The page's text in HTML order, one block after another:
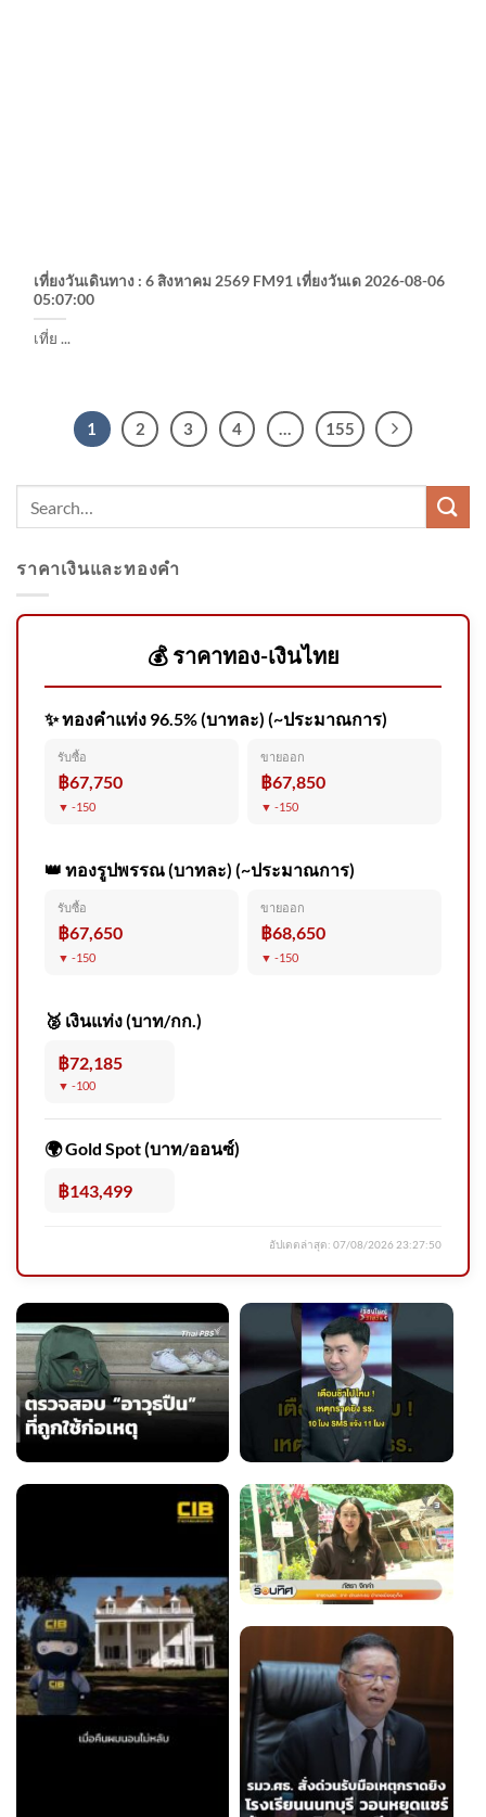
เที่ยงวันเดินทาง : 6 สิงหาคม 2569 FM91 เที่ยงวันเด 2026-08-06
05:07:00
เที่ย ...
1 2 3 4 155
ราคาเงินและทองคำ
💰 ราคาทอง-เงินไทย
✨ ทองคำแท่ง 96.5% (บาทละ) (~ประมาณการ)
รับซื้อ
฿67,750
▼ -150
ขายออก
฿67,850
▼ -150
👑 ทองรูปพรรณ (บาทละ) (~ประมาณการ)
รับซื้อ
฿67,650
▼ -150
ขายออก
฿68,650
▼ -150
🥈 เงินแท่ง (บาท/กก.)
฿72,185
▼ -100
🌍 Gold Spot (บาท/ออนซ์)
฿143,499
อัปเดตล่าสุด: 07/08/2026 23:27:50